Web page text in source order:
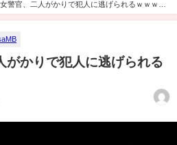
女警官、二人がかりで犯人に逃げられるｗｗｗｗ
がかりで犯人に逃げられる